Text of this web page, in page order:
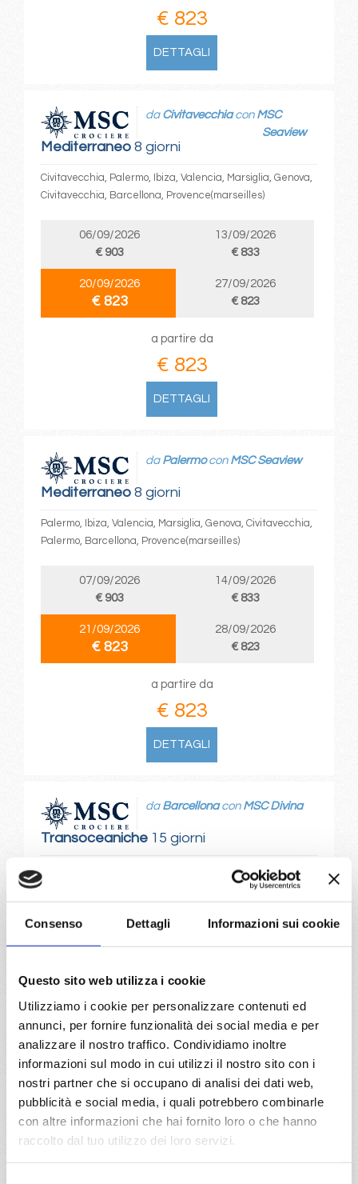
Consenso Dettagli Informazioni sui cookie
Questo sito web utilizza i cookie
Utilizziamo i cookie per personalizzare contenuti ed
annunci, per fornire funzionalità dei social media e per
analizzare il nostro traffico. Condividiamo inoltre
informazioni sul modo in cui utilizzi il nostro sito con i
nostri partner che si occupano di analisi dei dati web,
pubblicità e social media, i quali potrebbero combinarle
con altre informazioni che hai fornito loro o che hanno
raccolto dal tuo utilizzo dei loro servizi.
€ 823
DETTAGLI
Mediterraneo8 giorni
da Civitavecchiacon MSC
Seaview
Civitavecchia, Palermo, Ibiza, Valencia, Marsiglia, Genova,
Civitavecchia, Barcellona, Provence(marseilles)
06/09/2026
€ 903
13/09/2026
€ 833
20/09/2026
€ 823
27/09/2026
€ 823
a partire da
€ 823
DETTAGLI
Mediterraneo8 giorni
da Palermocon MSC Seaview
Palermo, Ibiza, Valencia, Marsiglia, Genova, Civitavecchia,
Palermo, Barcellona, Provence(marseilles)
07/09/2026
€ 903
14/09/2026
€ 833
21/09/2026
€ 823
28/09/2026
€ 823
a partire da
€ 823
DETTAGLI
Transoceaniche15 giorni
da Barcellonacon MSC Divina
Barcellona, Las Palmas, Salvador de bahia, Ilheus, Ilha
Grande, Rio De Janeiro, Barcellona, Las Palmas, Salvador
de bahia, Ilheus, Ilha Grande, Rio De Janeiro
01/11/2027
a partire da
€ 897
DETTAGLI
daGenovaconMSC Divina